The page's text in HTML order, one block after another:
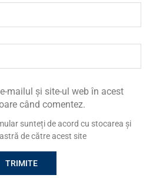
mailul și site-ul web în acest
când comentez.
sunteți de acord cu stocarea și
de către acest site